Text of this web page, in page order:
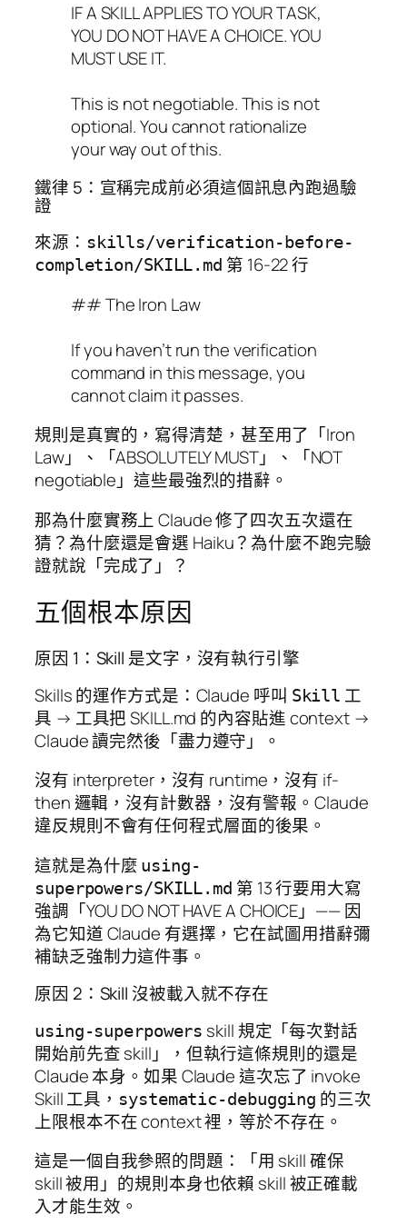
IF A SKILL APPLIES TO YOUR TASK,
YOU DO NOT HAVE A CHOICE. YOU
MUST USE IT.
This is not negotiable. This is not
optional. You cannot rationalize
your way out of this.
鐵律 5：宣稱完成前必須這個訊息內跑過驗
證
來源： skills/verification-before-
completion/SKILL.md 第 16-22 行
## The Iron Law
If you haven’t run the verification
command in this message, you
cannot claim it passes.
規則是真實的，寫得清楚，甚至用了「Iron
Law」、「ABSOLUTELY MUST」、「NOT
negotiable」這些最強烈的措辭。
那為什麼實務上 Claude 修了四次五次還在
猜？為什麼還是會選 Haiku？為什麼不跑完驗
證就說「完成了」？
五個根本原因
原因 1：Skill 是文字，沒有執行引擎
Skills 的運作方式是：Claude 呼叫 Skill 工
具 → 工具把 SKILL.md 的內容貼進 context →
Claude 讀完然後「盡力遵守」。
沒有 interpreter，沒有 runtime，沒有 if-
then 邏輯，沒有計數器，沒有警報。Claude
違反規則不會有任何程式層面的後果。
這就是為什麼 using-
superpowers/SKILL.md 第 13 行要用大寫
強調「YOU DO NOT HAVE A CHOICE」—— 因
為它知道 Claude 有選擇，它在試圖用措辭彌
補缺乏強制力這件事。
原因 2：Skill 沒被載入就不存在
using-superpowers skill 規定「每次對話
開始前先查 skill」，但執行這條規則的還是
Claude 本身。如果 Claude 這次忘了 invoke
Skill 工具， systematic-debugging 的三次
上限根本不在 context 裡，等於不存在。
這是一個自我參照的問題：「用 skill 確保
skill 被用」的規則本身也依賴 skill 被正確載
入才能生效。